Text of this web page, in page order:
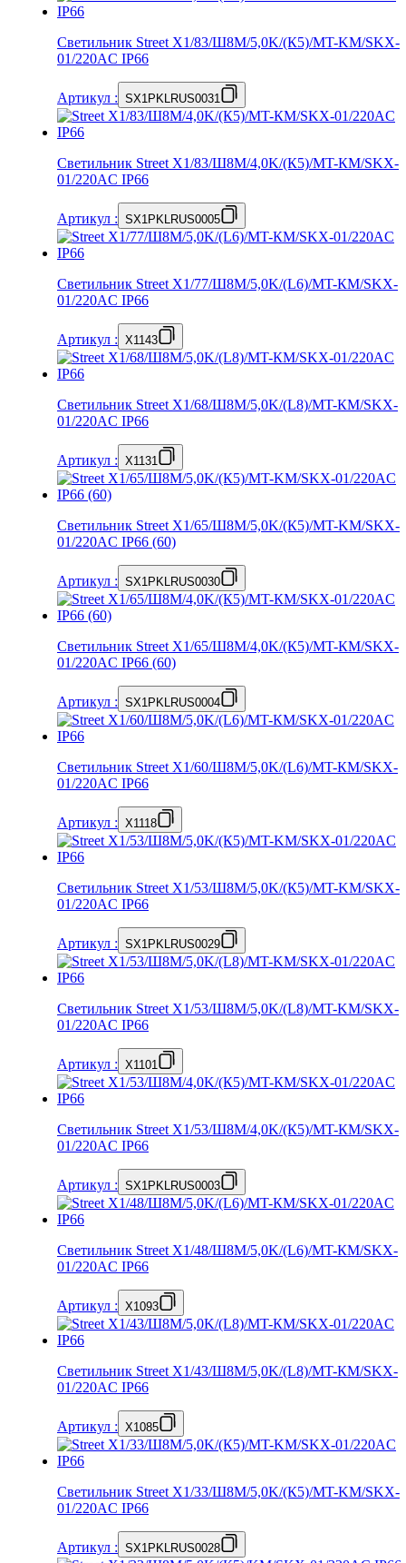
Светильник Street X1/83/Ш8M/5,0K/(К5)/MT-KM/SKX-
01/220AC IP66
Артикул : SX1PKLRUS0031
Светильник Street X1/83/Ш8M/4,0K/(К5)/MT-КМ/SKX-
01/220AC IP66
Артикул : SX1PKLRUS0005
Светильник Street X1/77/Ш8M/5,0K/(L6)/MT-КМ/SKX-
01/220AC IP66
Артикул : X1143
Светильник Street X1/68/Ш8M/5,0K/(L8)/MT-КМ/SKX-
01/220AC IP66
Артикул : X1131
Светильник Street X1/65/Ш8M/5,0K/(К5)/MT-KM/SKX-
01/220AC IP66 (60)
Артикул : SX1PKLRUS0030
Светильник Street X1/65/Ш8M/4,0K/(К5)/MT-КМ/SKX-
01/220AC IP66 (60)
Артикул : SX1PKLRUS0004
Светильник Street X1/60/Ш8M/5,0K/(L6)/MT-КМ/SKX-
01/220AC IP66
Артикул : X1118
Светильник Street X1/53/Ш8M/5,0K/(К5)/MT-KM/SKX-
01/220AC IP66
Артикул : SX1PKLRUS0029
Светильник Street X1/53/Ш8M/5,0K/(L8)/MT-KM/SKX-
01/220AC IP66
Артикул : X1101
Светильник Street X1/53/Ш8M/4,0K/(К5)/MT-КМ/SKX-
01/220AC IP66
Артикул : SX1PKLRUS0003
Светильник Street X1/48/Ш8M/5,0K/(L6)/MT-КМ/SKX-
01/220AC IP66
Артикул : X1093
Светильник Street X1/43/Ш8M/5,0K/(L8)/MT-КМ/SKX-
01/220AC IP66
Артикул : X1085
Светильник Street X1/33/Ш8M/5,0K/(К5)/MT-KM/SKX-
01/220AC IP66
Артикул : SX1PKLRUS0028